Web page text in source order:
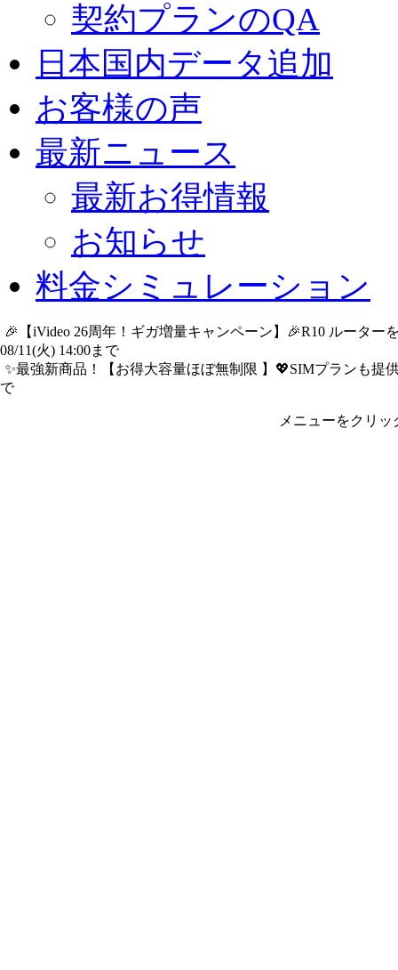
契約プランのQA
日本国内データ追加
お客様の声
最新ニュース
最新お得情報
お知らせ
料金シミュレーション
🎉【iVideo 26周年！ギガ増量キャンペーン】🎉R10 ルータ
08/11(火) 14:00まで
✨️最強新商品！【お得大容量ほぼ無制限 】💖SIMプランも提
で
メニューをクリ